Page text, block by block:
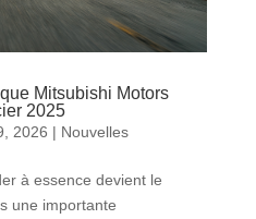
Mitsubishi Motors
2025
2026 | Nouvelles
à essence devient le
une importante